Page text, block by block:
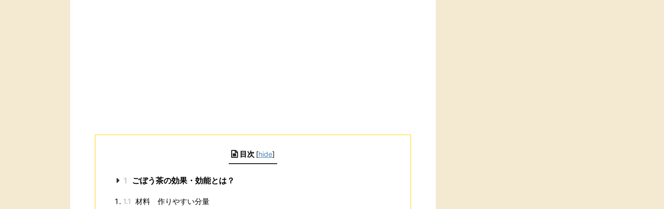
目次 [hide]
1 ごぼう茶の効果・効能とは？
1.1 材料 作りやすい分量